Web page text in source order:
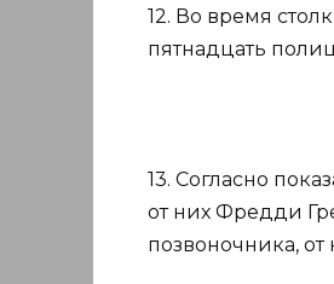
12. Во время
пятнадцать
13. Согласно
от них Фредди
позвоночника,